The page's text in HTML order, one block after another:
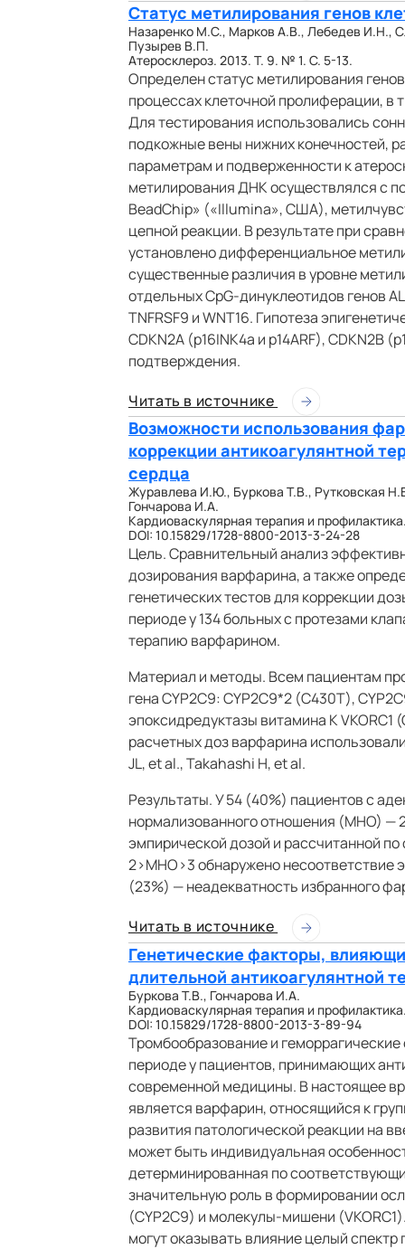
Статус метилирования генов
Назаренко М.С., Марков А.В., Лебедев И.Н.,
Пузырев В.П.
Атеросклероз. 2013. Т. 9. № 1. С. 5-13.
Определен статус метилирования
процессах клеточной пролиферации, в
Для тестирования использовались
подкожные вены нижних конечностей,
параметрам и подверженности к
метилирования ДНК осуществлялся с
BeadChip» («Illumina», США),
цепной реакции. В результате при
установлено дифференциальное
существенные различия в уровне
отдельных CpG-динуклеотидов генов
TNFRSF9 и WNT16. Гипотеза
CDKN2A (p16INK4a и p14ARF), CDKN2B
подтверждения.
Читать в источнике
Возможности использования
коррекции антикоагулянтной
сердца
Журавлева И.Ю., Буркова Т.В., Рутковская
Гончарова И.А.
Кардиоваскулярная терапия и
DOI: 10.15829/1728-8800-2013-3-24-28
Цель. Сравнительный анализ
дозирования варфарина, а также
генетических тестов для коррекции
периоде у 134 больных с протезами
терапию варфарином.
Материал и методы. Всем пациентам
гена CYP2C9: CYP2C9*2 (С430Т),
эпоксидредуктазы витамина К
расчетных доз варфарина
JL, et al., Takahashi H, et al.
Результаты. У 54 (40%) пациентов с
нормализованного отношения (МНО) —
эмпирической дозой и рассчитанной
2>МНО>3 обнаружено несоответствие
(23%) — неадекватность избранного
Читать в источнике
Генетические факторы,
длительной антикоагулянтной
Буркова Т.В., Гончарова И.А.
Кардиоваскулярная терапия и
DOI: 10.15829/1728-8800-2013-3-89-94
Тромбообразование и
периоде у пациентов, принимающих
современной медицины. В настоящее
является варфарин, относящийся к
развития патологической реакции на
может быть индивидуальная
детерминированная по
значительную роль в формировании
(CYP2C9) и молекулы-мишени
могут оказывать влияние целый